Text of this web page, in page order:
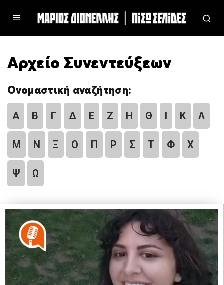
Αρχείο Συνεντεύξεων
Ονομαστική αναζήτηση:
Α Β Γ Δ Ε Ζ Η Θ Ι Κ Λ
Μ Ν Ξ Ο Π Ρ Σ Τ Φ Χ
Ψ Ω